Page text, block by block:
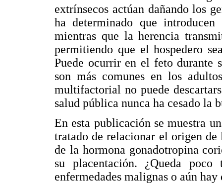
extrínsecos actúan dañando los
ha determinado que
mientras que la herencia
permitiendo que el hospedero
Puede ocurrir en el feto durante
son más comunes en los
multifactorial no puede
salud pública nunca ha cesado la
En esta publicación se muestra
tratado de relacionar el origen
de la hormona gonadotropina
su placentación. ¿Queda
enfermedades malignas o aún